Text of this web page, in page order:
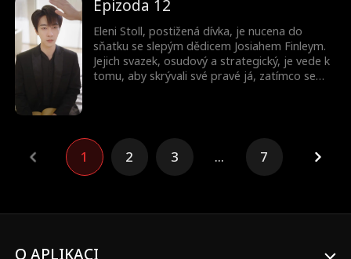
mistra.
Epizoda 12
Eleni Stoll, postižená dívka, je nucena do
sňatku se slepým dědicem Josiahem Finleym.
Jejich svazek, osudový a strategický, je vede k
tomu, aby skrývali své pravé já, zatímco se
mistra.
1 2 3 ... 7
O APLIKACI